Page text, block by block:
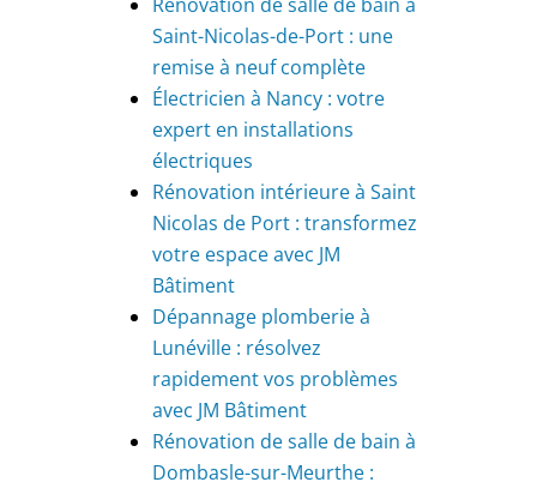
Saint-Nicolas-de-Port : une
remise à neuf complète
Électricien à Nancy : votre
expert en installations
électriques
Rénovation intérieure à Saint
Nicolas de Port : transformez
votre espace avec JM
Bâtiment
Dépannage plomberie à
Lunéville : résolvez
rapidement vos problèmes
avec JM Bâtiment
Rénovation de salle de bain à
Dombasle-sur-Meurthe :